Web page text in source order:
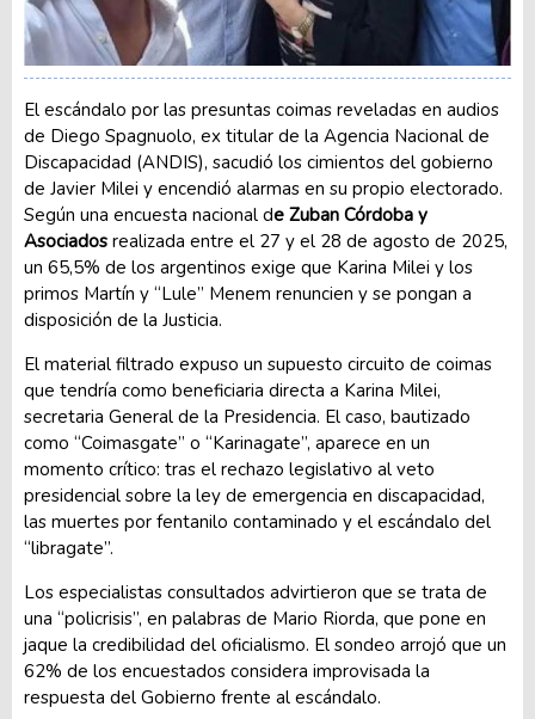
El escándalo por las presuntas coimas reveladas en audios
de Diego Spagnuolo, ex titular de la Agencia Nacional de
Discapacidad (ANDIS), sacudió los cimientos del gobierno
de Javier Milei y encendió alarmas en su propio electorado.
Según una encuesta nacional de Zuban Córdoba y
Asociados realizada entre el 27 y el 28 de agosto de 2025,
un 65,5% de los argentinos exige que Karina Milei y los
primos Martín y “Lule” Menem renuncien y se pongan a
disposición de la Justicia.
El material filtrado expuso un supuesto circuito de coimas
que tendría como beneficiaria directa a Karina Milei,
secretaria General de la Presidencia. El caso, bautizado
como “Coimasgate” o “Karinagate”, aparece en un
momento crítico: tras el rechazo legislativo al veto
presidencial sobre la ley de emergencia en discapacidad,
las muertes por fentanilo contaminado y el escándalo del
“libragate”.
Los especialistas consultados advirtieron que se trata de
una “policrisis”, en palabras de Mario Riorda, que pone en
jaque la credibilidad del oficialismo. El sondeo arrojó que un
62% de los encuestados considera improvisada la
respuesta del Gobierno frente al escándalo.